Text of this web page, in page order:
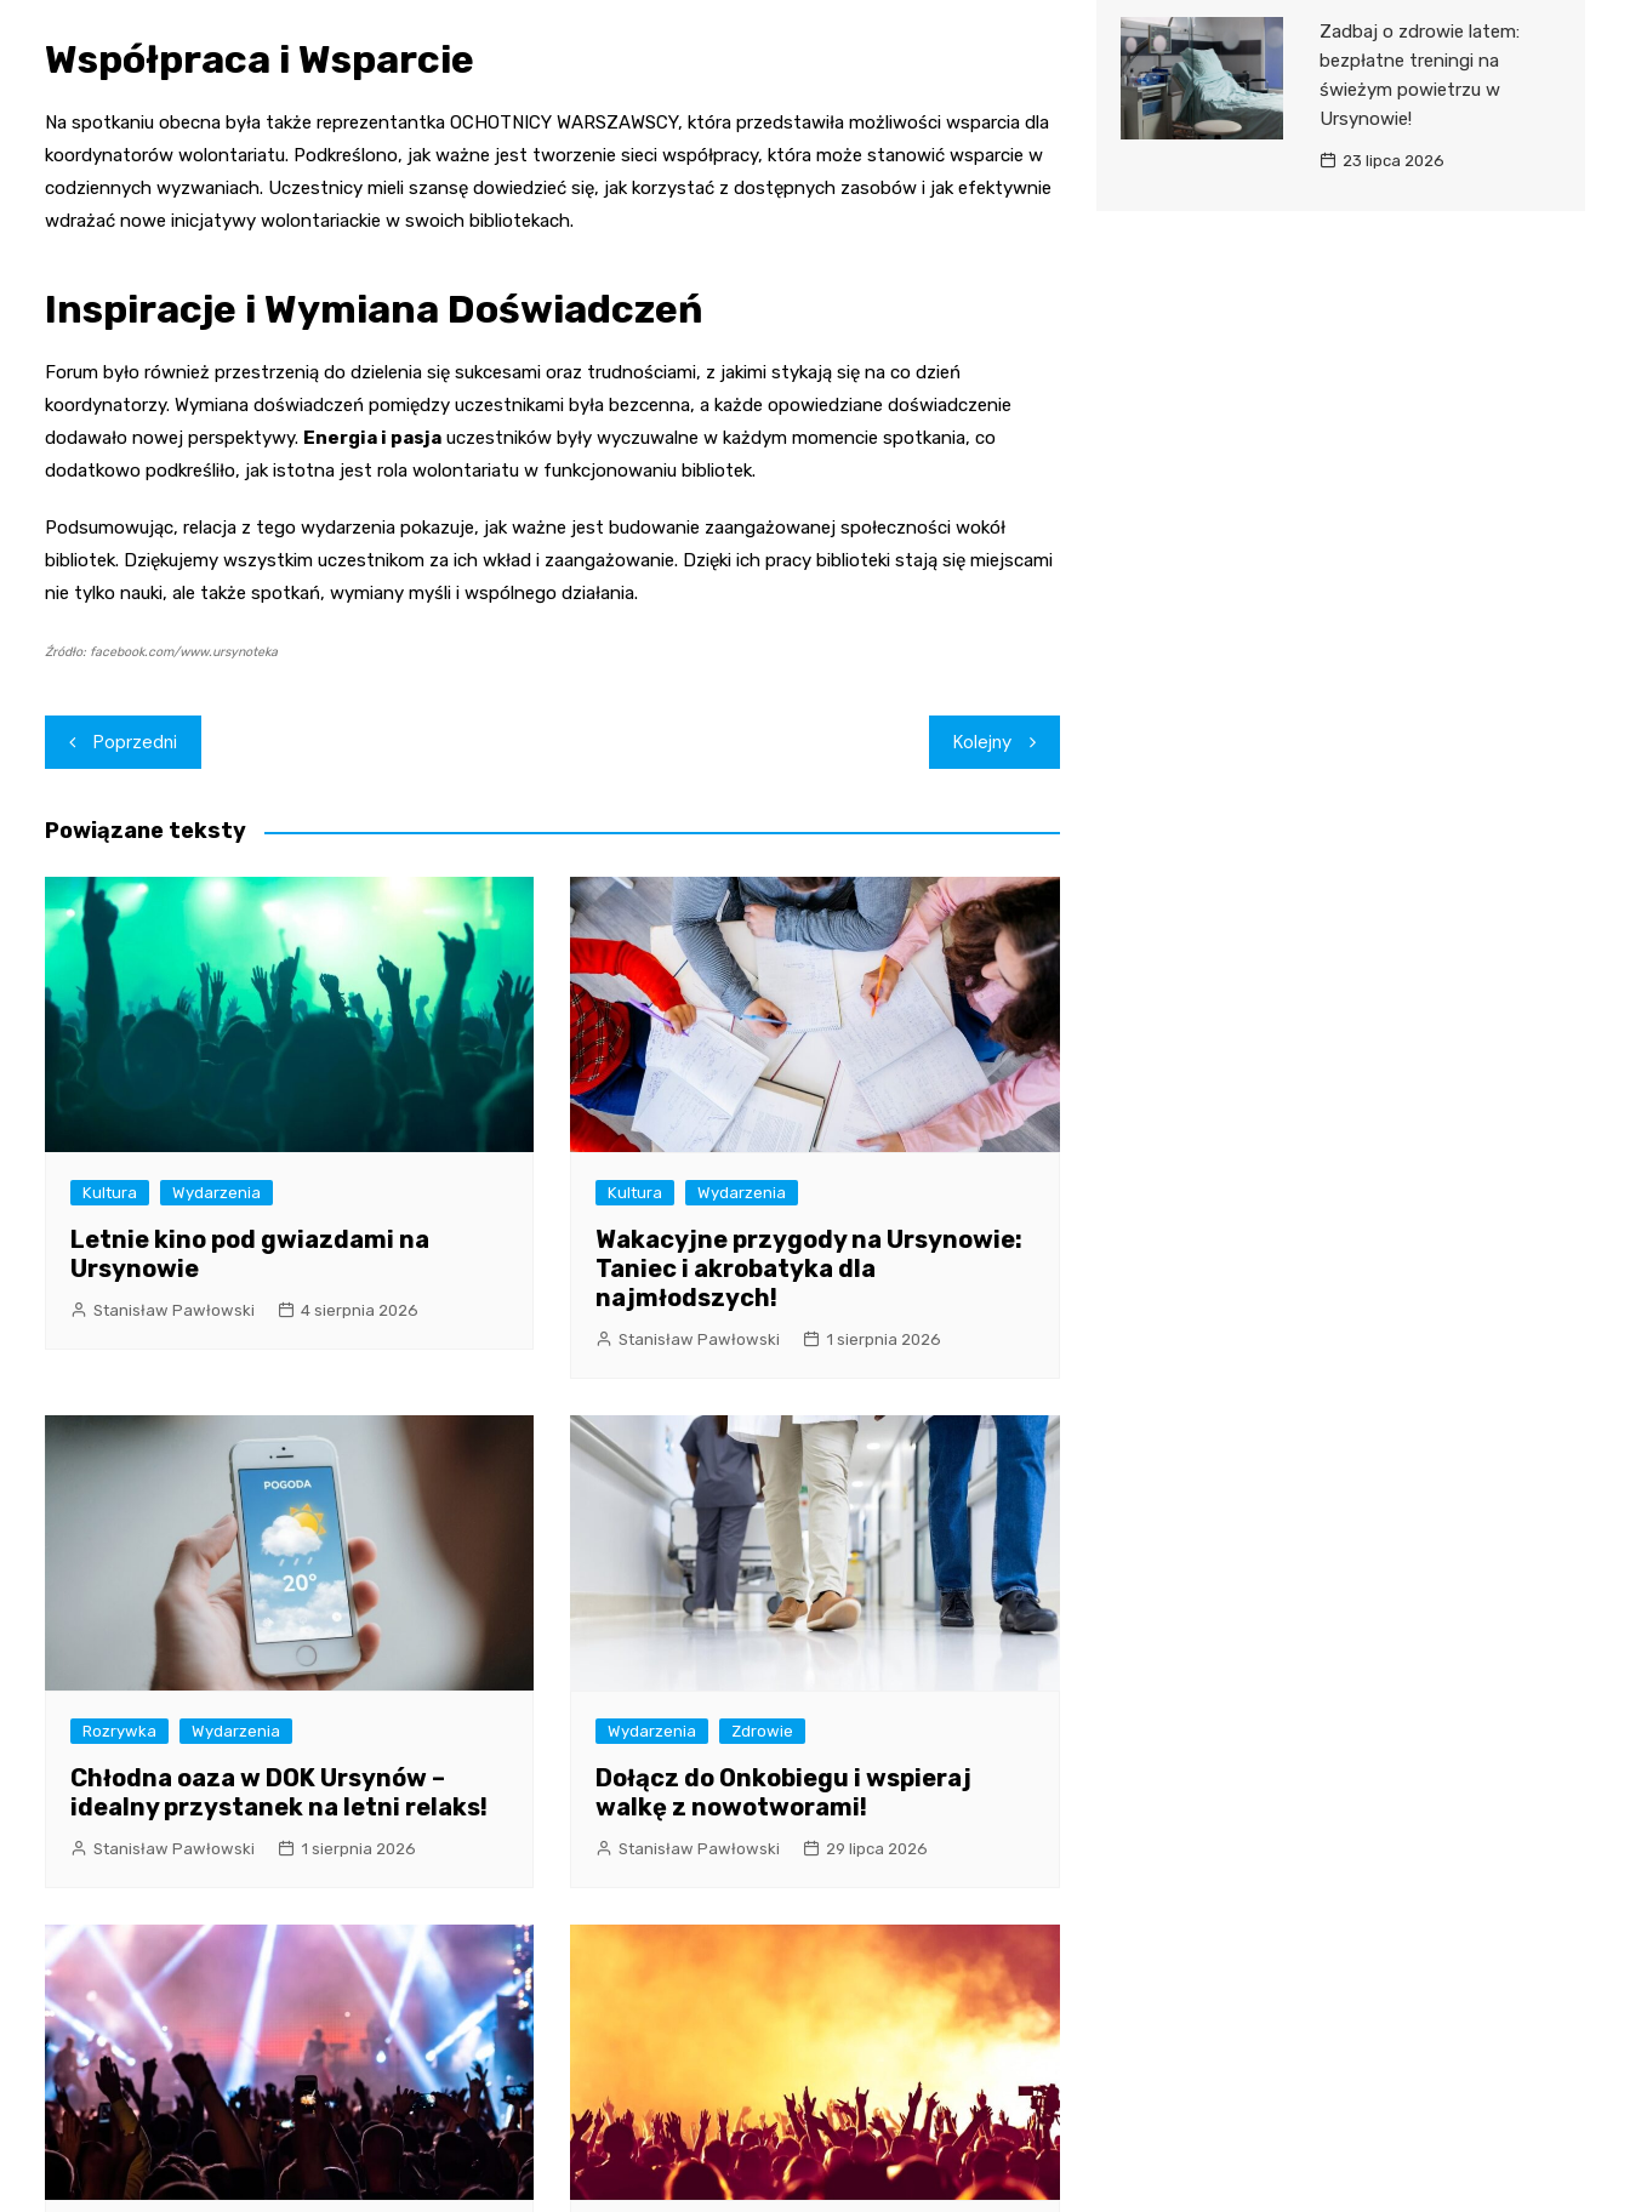
Współpraca i Wsparcie
Na spotkaniu obecna była także reprezentantka OCHOTNICY WARSZAWSCY, która przedstawiła możliwości wsparcia dla
koordynatorów wolontariatu. Podkreślono, jak ważne jest tworzenie sieci współpracy, która może stanowić wsparcie w
codziennych wyzwaniach. Uczestnicy mieli szansę dowiedzieć się, jak korzystać z dostępnych zasobów i jak efektywnie
wdrażać nowe inicjatywy wolontariackie w swoich bibliotekach.
Inspiracje i Wymiana Doświadczeń
Forum było również przestrzenią do dzielenia się sukcesami oraz trudnościami, z jakimi stykają się na co dzień
koordynatorzy. Wymiana doświadczeń pomiędzy uczestnikami była bezcenna, a każde opowiedziane doświadczenie
dodawało nowej perspektywy. Energia i pasja uczestników były wyczuwalne w każdym momencie spotkania, co
dodatkowo podkreśliło, jak istotna jest rola wolontariatu w funkcjonowaniu bibliotek.
Podsumowując, relacja z tego wydarzenia pokazuje, jak ważne jest budowanie zaangażowanej społeczności wokół
bibliotek. Dziękujemy wszystkim uczestnikom za ich wkład i zaangażowanie. Dzięki ich pracy biblioteki stają się miejscami
nie tylko nauki, ale także spotkań, wymiany myśli i wspólnego działania.
Źródło: facebook.com/www.ursynoteka
Nawigacja
wpisu
Poprzedni Kolejny
Powiązane teksty
Kultura Wydarzenia
Letnie kino pod gwiazdami na
Ursynowie
Stanisław Pawłowski 4 sierpnia 2026
Kultura Wydarzenia
Wakacyjne przygody na Ursynowie:
Taniec i akrobatyka dla
najmłodszych!
Stanisław Pawłowski 1 sierpnia 2026
Rozrywka Wydarzenia
Chłodna oaza w DOK Ursynów –
idealny przystanek na letni relaks!
Stanisław Pawłowski 1 sierpnia 2026
Wydarzenia Zdrowie
Dołącz do Onkobiegu i wspieraj
walkę z nowotworami!
Stanisław Pawłowski 29 lipca 2026
Zadbaj o zdrowie latem:
bezpłatne treningi na
świeżym powietrzu w
Ursynowie!
23 lipca 2026